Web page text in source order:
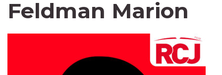
Feldman Marion